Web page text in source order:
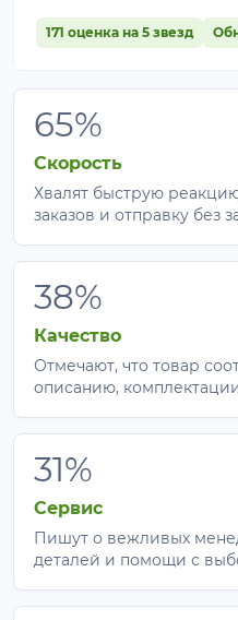
171 оценка на 5 звезд
65%
Скорость
Хвалят быструю
заказов и отправку без
38%
Качество
Отмечают, что товар
описанию,
31%
Сервис
Пишут о вежливых
деталей и помощи с